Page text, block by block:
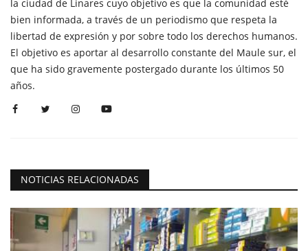
la ciudad de Linares cuyo objetivo es que la comunidad esté
bien informada, a través de un periodismo que respeta la
libertad de expresión y por sobre todo los derechos humanos.
El objetivo es aportar al desarrollo constante del Maule sur, el
que ha sido gravemente postergado durante los últimos 50
años.
NOTICIAS RELACIONADAS